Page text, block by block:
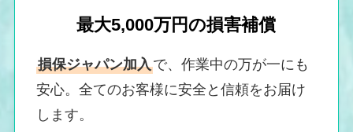
最大5,000万円の損害補償
損保ジャパン加入で、作業中の万が一にも
安心。全てのお客様に安全と信頼をお届け
します。